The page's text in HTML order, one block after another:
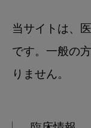
当サイトは、
です。一般の
りません。